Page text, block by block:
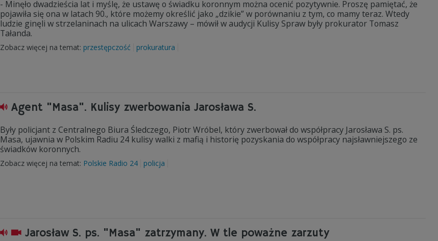
- Minęło dwadzieścia lat i myślę, że ustawę o świadku koronnym można ocenić pozytywnie. Proszę pamiętać, że
pojawiła się ona w latach 90., które możemy określić jako „dzikie” w porównaniu z tym, co mamy teraz. Wtedy
ludzie ginęli w strzelaninach na ulicach Warszawy – mówił w audycji Kulisy Spraw były prokurator Tomasz
Tałanda.
Zobacz więcej na temat: przestępczość prokuratura
Agent "Masa". Kulisy zwerbowania Jarosława S.
Były policjant z Centralnego Biura Śledczego, Piotr Wróbel, który zwerbował do współpracy Jarosława S. ps.
Masa, ujawnia w Polskim Radiu 24 kulisy walki z mafią i historię pozyskania do współpracy najsławniejszego ze
świadków koronnych.
Zobacz więcej na temat: Polskie Radio 24 policja
Jarosław S. ps. "Masa" zatrzymany. W tle poważne zarzuty